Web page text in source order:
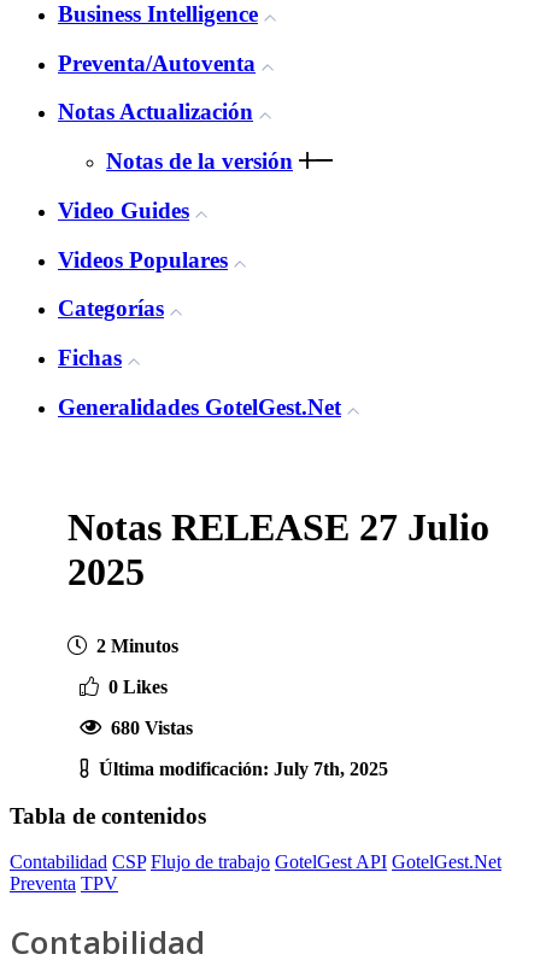
Business Intelligence
Preventa/Autoventa
Notas Actualización
Notas de la versión
Video Guides
Videos Populares
Categorías
Fichas
Generalidades GotelGest.Net
Notas RELEASE 27 Julio
2025
2 Minutos
0 Likes
680 Vistas
Última modificación: July 7th, 2025
Tabla de contenidos
Contabilidad CSP Flujo de trabajo GotelGest API GotelGest.Net
Preventa TPV
Contabilidad